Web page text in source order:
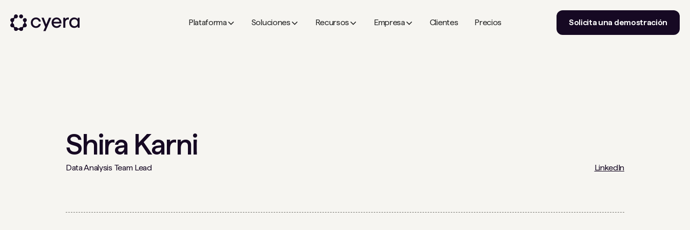
Plataforma Soluciones Recursos Empresa Clientes Precios Solicita una demostración
Shira Karni
Data Analysis Team Lead LinkedIn